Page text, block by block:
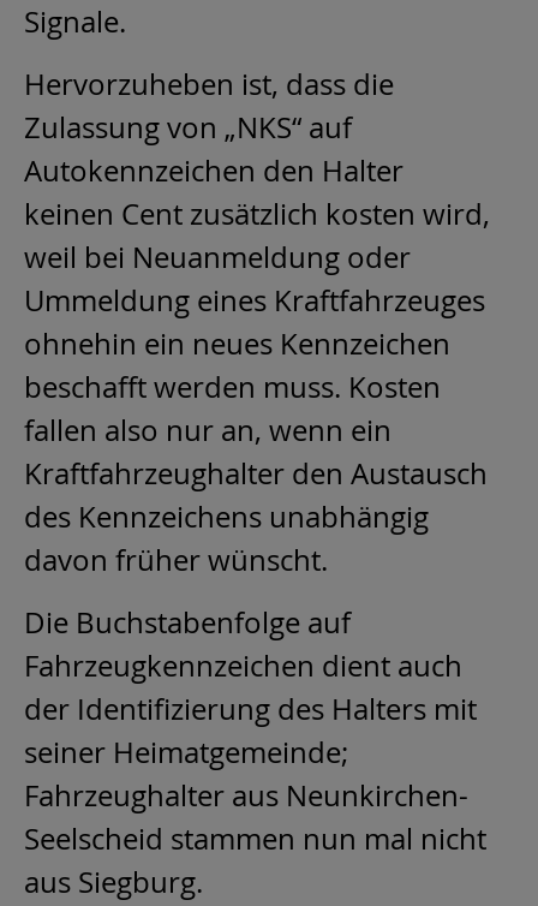
Signale.
Hervorzuheben ist, dass die
Zulassung von „NKS“ auf
Autokennzeichen den Halter
keinen Cent zusätzlich kosten wird,
weil bei Neuanmeldung oder
Ummeldung eines Kraftfahrzeuges
ohnehin ein neues Kennzeichen
beschafft werden muss. Kosten
fallen also nur an, wenn ein
Kraftfahrzeughalter den Austausch
des Kennzeichens unabhängig
davon früher wünscht.
Die Buchstabenfolge auf
Fahrzeugkennzeichen dient auch
der Identifizierung des Halters mit
seiner Heimatgemeinde;
Fahrzeughalter aus Neunkirchen-
Seelscheid stammen nun mal nicht
aus Siegburg.